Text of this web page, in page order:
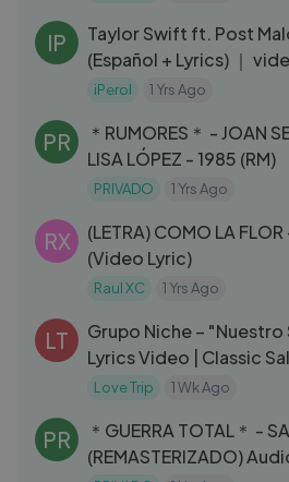
IP
Taylor Swift ft. Post
(Español + Lyrics) ｜
iPerol 1 Yrs Ago
PR
＊RUMORES＊ - JOAN
LISA LÓPEZ - 1985 (RM)
PRIVADO 1 Yrs Ago
RX
(LETRA) COMO LA
(Video Lyric)
Raul XC 1 Yrs Ago
LT
Grupo Niche –
Lyrics Video | Classic
Love Trip 1 Wk Ago
PR
＊GUERRA TOTAL＊ -
(REMASTERIZADO)